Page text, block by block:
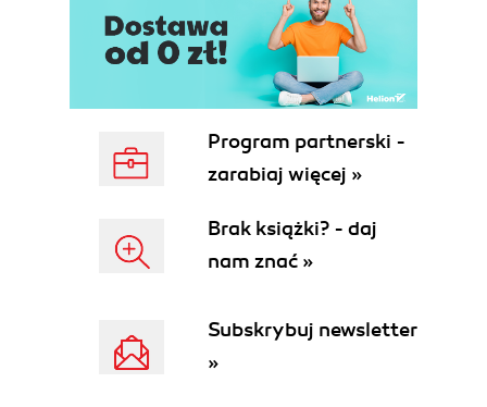
Program partnerski -
zarabiaj więcej »
Brak książki? - daj
nam znać »
Subskrybuj newsletter
»